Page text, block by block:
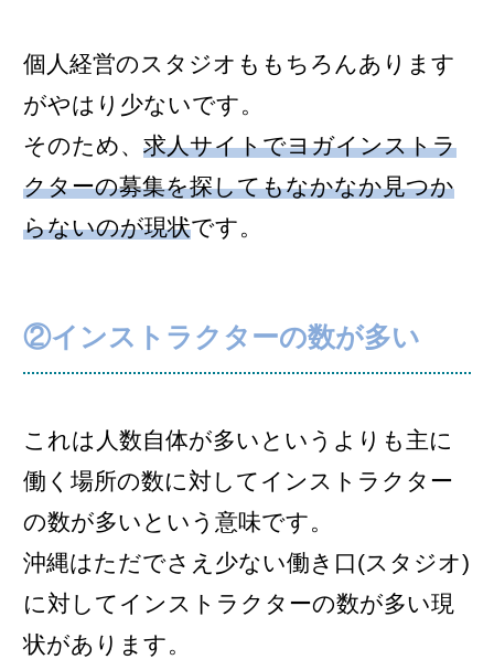
個人経営のスタジオももちろんあります
がやはり少ないです。
そのため、 求人サイトでヨガインストラ
クターの募集を探してもなかなか見つか
らないのが現状です。
②インストラクターの数が多い
これは人数自体が多いというよりも主に
働く場所の数に対してインストラクター
の数が多いという意味です。
沖縄はただでさえ少ない働き口(スタジオ)
に対してインストラクターの数が多い現
状があります。